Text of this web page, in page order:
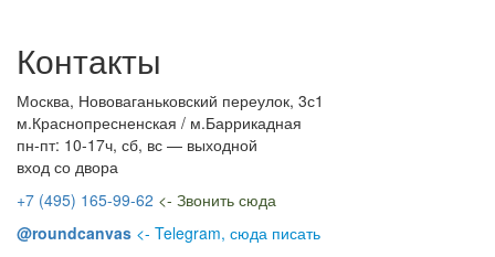
Контакты
Москва, Нововаганьковский переулок, 3с1
м.Краснопресненская / м.Баррикадная
пн-пт: 10-17ч, сб, вс — выходной
вход со двора
+7 (495) 165-99-62 <- Звонить сюда
@roundcanvas <- Telegram, сюда писать